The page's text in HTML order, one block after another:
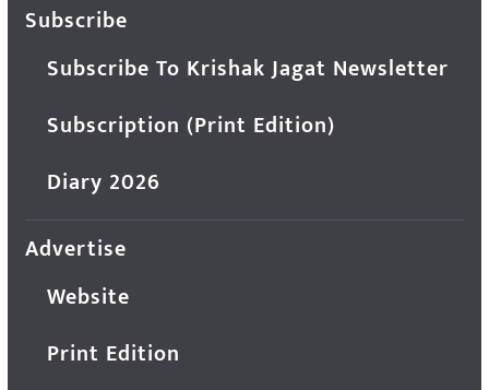
Subscribe
Subscribe To Krishak Jagat Newsletter
Subscription (Print Edition)
Diary 2026
Advertise
Website
Print Edition